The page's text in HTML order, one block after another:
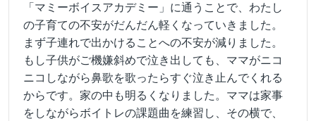
「マミーボイスアカデミー」に通うことで、わたし
の子育ての不安がだんだん軽くなっていきました。
まず子連れで出かけることへの不安が減りました。
もし子供がご機嫌斜めで泣き出しても、ママがニコ
ニコしながら鼻歌を歌ったらすぐ泣き止んでくれる
からです。家の中も明るくなりました。ママは家事
をしながらボイトレの課題曲を練習し、その横で、